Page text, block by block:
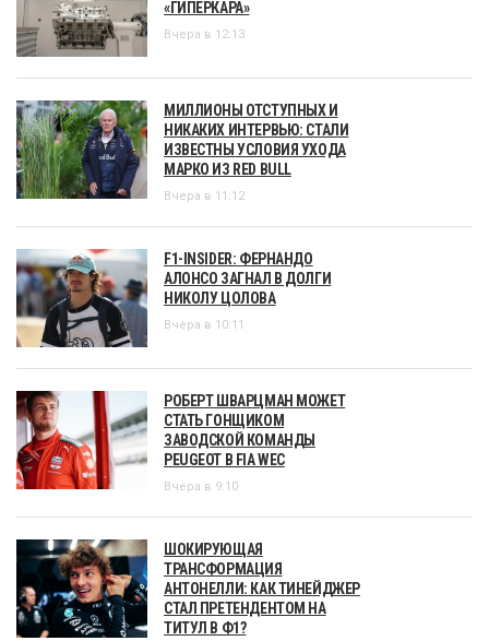
«ГИПЕРКАРА»
Вчера в 12:13
МИЛЛИОНЫ ОТСТУПНЫХ И
НИКАКИХ ИНТЕРВЬЮ: СТАЛИ
ИЗВЕСТНЫ УСЛОВИЯ УХОДА
МАРКО ИЗ RED BULL
Вчера в 11:12
F1-INSIDER: ФЕРНАНДО
АЛОНСО ЗАГНАЛ В ДОЛГИ
НИКОЛУ ЦОЛОВА
Вчера в 10:11
РОБЕРТ ШВАРЦМАН МОЖЕТ
СТАТЬ ГОНЩИКОМ
ЗАВОДСКОЙ КОМАНДЫ
PEUGEOT В FIA WEC
Вчера в 9:10
ШОКИРУЮЩАЯ
ТРАНСФОРМАЦИЯ
АНТОНЕЛЛИ: КАК ТИНЕЙДЖЕР
СТАЛ ПРЕТЕНДЕНТОМ НА
ТИТУЛ В Ф1?